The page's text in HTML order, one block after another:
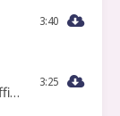
3:40
Сколько Сказано Было Слов (Official Musica)
3:25